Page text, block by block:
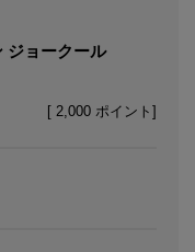
ジョークール
[ 2,000 ポイント]